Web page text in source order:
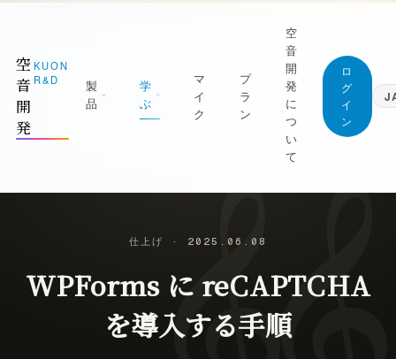
空
音
開
発
KUON
R&D
製
品
日を捉える｜P-86S・KUON DAW・
DAR・LESSON RECORDER
の一本にする｜MONTAGE・
学
ぶ
新着と、書き直した記事を新しい順に
マイクの立て方と楽器別の録り方
マ
イ
ク
プ
ラ
ン
空
音
開
発
に
つ
い
て
マニフェスト
創業者
朝比奈幸太郎
ロ
グ
イ
ン
日本語
仕上げ · 2025.06.08
WPForms に reCAPTCHA
を導入する手順